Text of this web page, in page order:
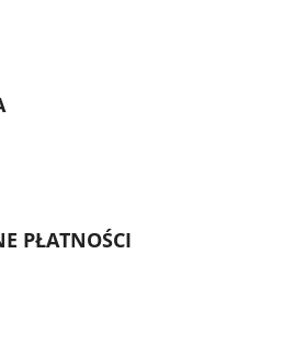
PŁATNOŚCI